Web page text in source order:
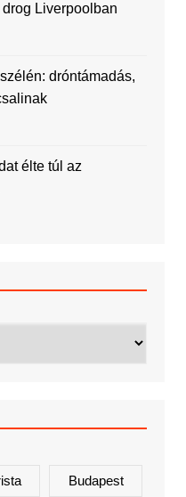
Liverpoolban
dróntámadás,
élte túl az
Budapest